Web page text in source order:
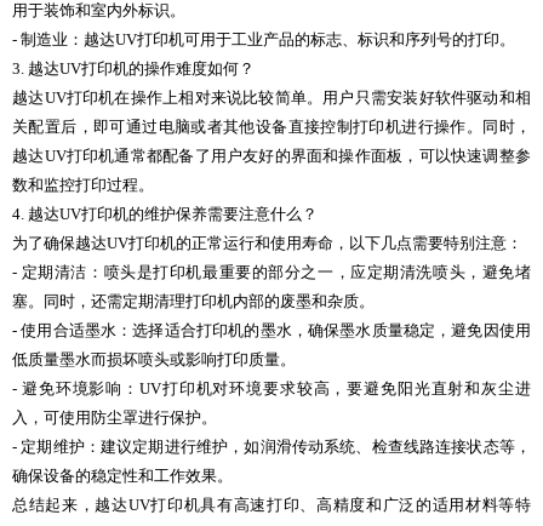
用于装饰和室内外标识。
- 制造业：越达UV打印机可用于工业产品的标志、标识和序列号的打印。
3. 越达UV打印机的操作难度如何？
越达UV打印机在操作上相对来说比较简单。用户只需安装好软件驱动和相
关配置后，即可通过电脑或者其他设备直接控制打印机进行操作。同时，
越达UV打印机通常都配备了用户友好的界面和操作面板，可以快速调整参
数和监控打印过程。
4. 越达UV打印机的维护保养需要注意什么？
为了确保越达UV打印机的正常运行和使用寿命，以下几点需要特别注意：
- 定期清洁：喷头是打印机最重要的部分之一，应定期清洗喷头，避免堵
塞。同时，还需定期清理打印机内部的废墨和杂质。
- 使用合适墨水：选择适合打印机的墨水，确保墨水质量稳定，避免因使用
低质量墨水而损坏喷头或影响打印质量。
- 避免环境影响：UV打印机对环境要求较高，要避免阳光直射和灰尘进
入，可使用防尘罩进行保护。
- 定期维护：建议定期进行维护，如润滑传动系统、检查线路连接状态等，
确保设备的稳定性和工作效果。
总结起来，越达UV打印机具有高速打印、高精度和广泛的适用材料等特